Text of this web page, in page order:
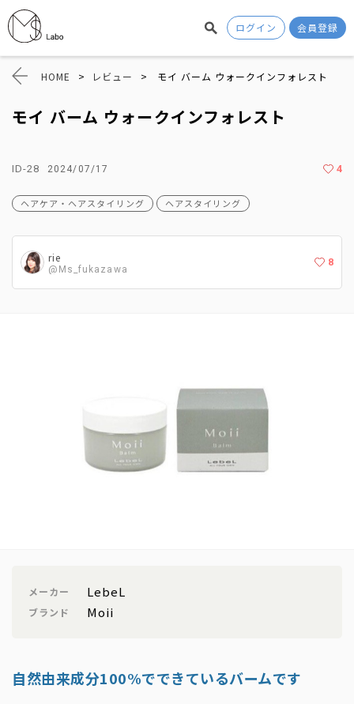
ログイン 会員登録
HOME > レビュー > モイ バーム ウォークインフォレスト
モイ バーム ウォークインフォレスト
ID-28 2024/07/17 4
ヘアケア・ヘアスタイリング ヘアスタイリング
rie
@Ms_fukazawa
8
メーカー LebeL
ブランド Moii
自然由来成分100%でできているバームです